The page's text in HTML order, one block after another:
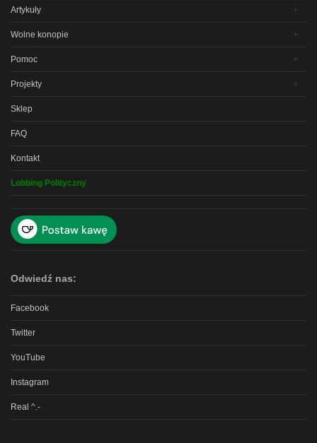
Artykuły
Wolne konopie
Pomoc
Projekty
Sklep
FAQ
Kontakt
Lobbing Polityczny
Odwiedź nas:
Facebook
Twitter
YouTube
Instagram
Real ^.-